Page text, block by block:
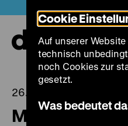
zum
Seiteninhalt
springen
26.11.2024
Museum für
Cookie
Auf unserer
technisch
noch Cookies zur
gesetzt.
Was bedeutet